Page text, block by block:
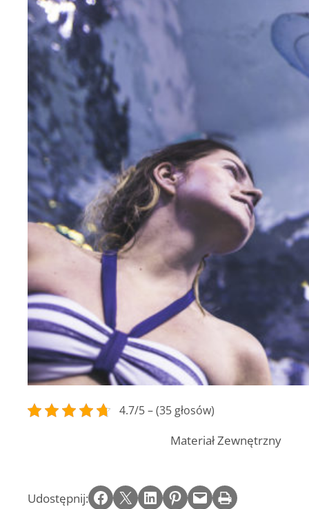
4.7/5 – (35 głosów)
Materiał Zewnętrzny
Udostępnij: Share on Facebook Email this Page Share on LinkedIn Share on Pinterest Email this Page Print this Page